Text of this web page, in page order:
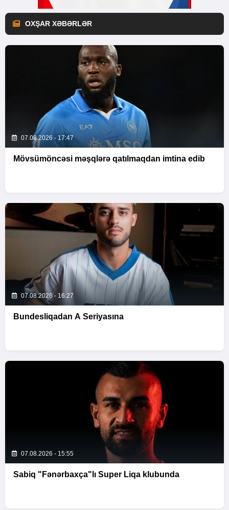
OXŞAR XƏBƏRLƏR
07.08.2026 - 17:47
Mövsümöncəsi məşqlərə qatılmaqdan imtina edib
07.08.2026 - 16:27
Bundesliqadan A Seriyasına
07.08.2026 - 15:55
Sabiq "Fənərbaxça"lı Super Liqa klubunda